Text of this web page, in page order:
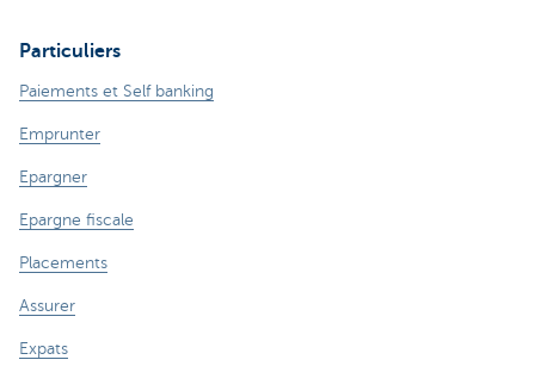
Particuliers
Paiements et Self banking
Emprunter
Epargner
Epargne fiscale
Placements
Assurer
Expats